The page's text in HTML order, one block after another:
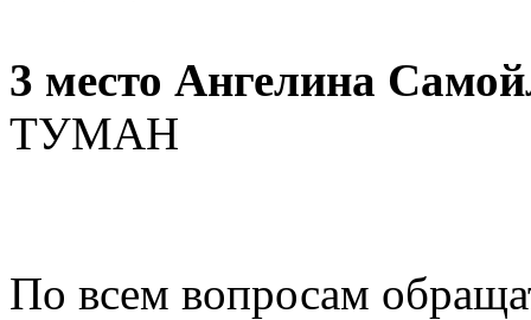
3 место Ангелина
ТУМАН
По всем вопросам